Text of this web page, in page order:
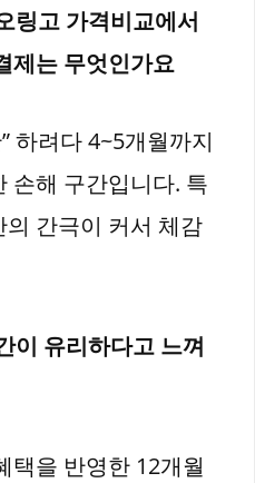
링고 가격비교에서
제는 무엇인가요
하려다 4~5개월까지
손해 구간입니다. 특
간극이 커서 체감
이 유리하다고 느껴
택을 반영한 12개월